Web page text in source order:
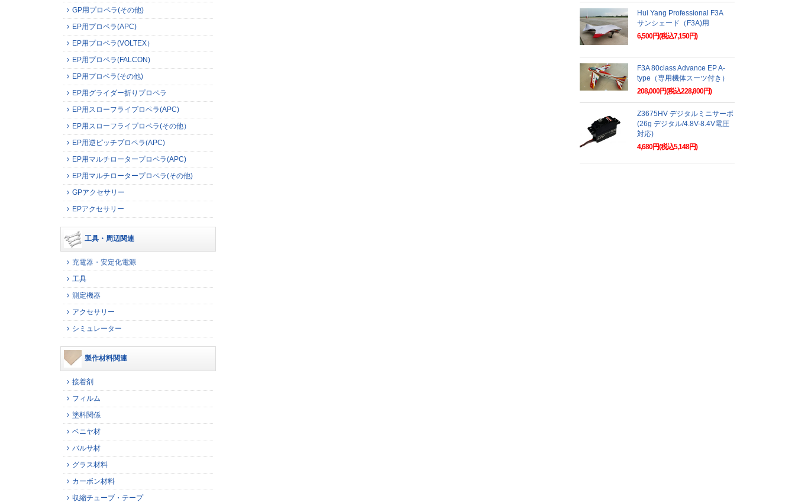
GP用プロペラ(その他)
EP用プロペラ(APC)
EP用プロペラ(VOLTEX）
EP用プロペラ(FALCON)
EP用プロペラ(その他)
EP用グライダー折りプロペラ
EP用スローフライプロペラ(APC)
EP用スローフライプロペラ(その他）
EP用逆ピッチプロペラ(APC)
EP用マルチロータープロペラ(APC)
EP用マルチロータープロペラ(その他)
GPアクセサリー
EPアクセサリー
工具・周辺関連
充電器・安定化電源
工具
測定機器
アクセサリー
シミュレーター
製作材料関連
接着剤
フィルム
塗料関係
ベニヤ材
バルサ材
グラス材料
カーボン材料
収縮チューブ・テープ
Hui Yang Professional F3A
サンシェード（F3A)用
6,500円(税込7,150円)
F3A 80class Advance EP A-
type（専用機体スーツ付き）
208,000円(税込228,800円)
Z3675HV デジタルミニサーボ
(26g デジタル/4.8V-8.4V電圧
対応)
4,680円(税込5,148円)